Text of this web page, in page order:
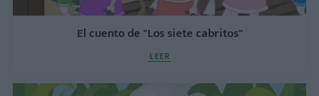
El cuento de "Los siete cabritos"
LEER